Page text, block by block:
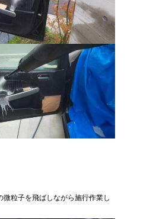
微粒子を飛ばしながら施行作業し